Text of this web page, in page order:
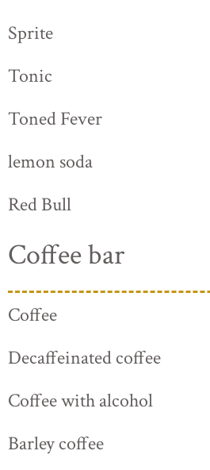
Sprite
Tonic
Toned Fever
lemon soda
Red Bull
Coffee bar
Coffee
Decaffeinated coffee
Coffee with alcohol
Barley coffee